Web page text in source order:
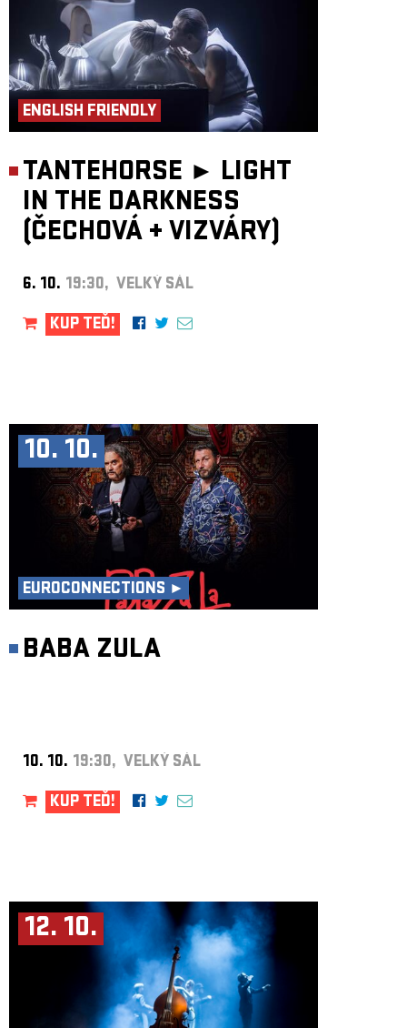
ENGLISH FRIENDLY
TANTEHORSE ► LIGHT
IN THE DARKNESS
(ČECHOVÁ + VIZVÁRY)
6. 10. 19:30, VELKÝ SÁL
KUP TEĎ!
10. 10.
EUROCONNECTIONS ►
BABA ZULA
10. 10. 19:30, VELKÝ SÁL
KUP TEĎ!
12. 10.